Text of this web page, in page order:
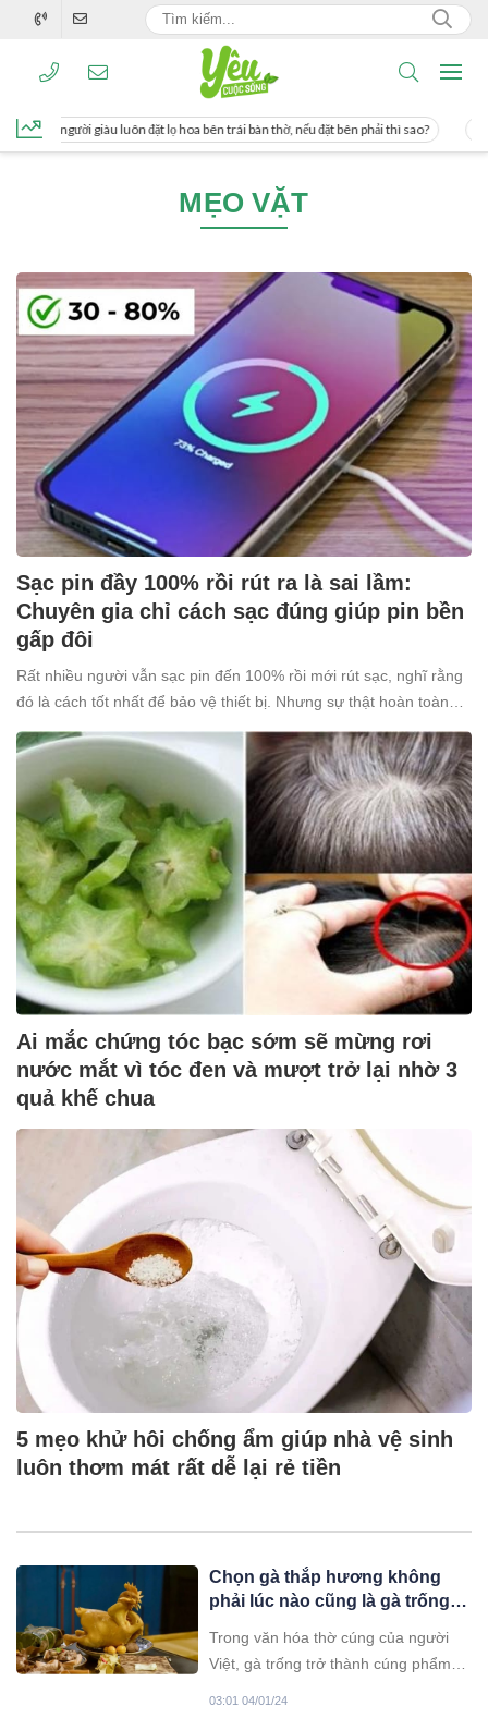
người giàu luôn đặt lọ hoa bên trái bàn thờ, nếu đặt bên phải thì sao?
MẸO VẶT
Sạc pin đầy 100% rồi rút ra là sai lầm:
Chuyên gia chỉ cách sạc đúng giúp pin bền
gấp đôi
Rất nhiều người vẫn sạc pin đến 100% rồi mới rút sạc, nghĩ rằng
đó là cách tốt nhất để bảo vệ thiết bị. Nhưng sự thật hoàn toàn
ngược lại: thói quen tưởng chừng “vô hại” này lại âm thầm khiến
pin nhanh chai, giảm tuổi thọ.
Ai mắc chứng tóc bạc sớm sẽ mừng rơi
nước mắt vì tóc đen và mượt trở lại nhờ 3
quả khế chua
5 mẹo khử hôi chống ẩm giúp nhà vệ sinh
luôn thơm mát rất dễ lại rẻ tiền
Chọn gà thắp hương không
phải lúc nào cũng là gà trống,
chọn gà mái mới có lộc
Trong văn hóa thờ cúng của người
Việt, gà trống trở thành cúng phẩm
03:01 04/01/24